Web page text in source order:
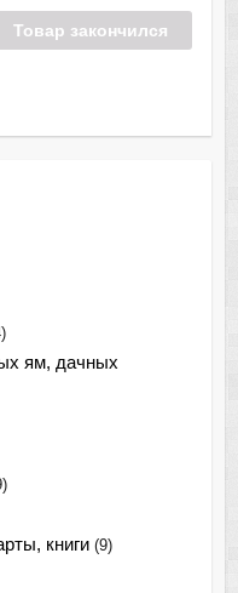
Товар закончился
ям, дачных
книги (9)